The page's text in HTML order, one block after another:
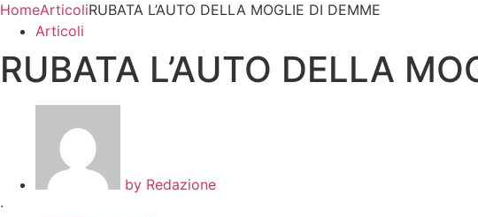
HomeArticoliRUBATA L’AUTO DELLA MOGLIE DI DEMME
Articoli
RUBATA L’AUTO DELLA
by Redazione
·